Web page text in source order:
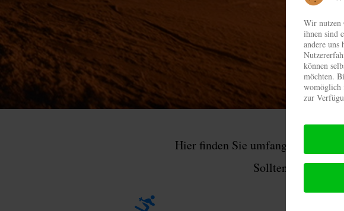
Hier finden Sie umfangreiche
Sollten Sie
Wir nutzen
ihnen sind
andere uns
können
möchten.
womöglich
zur